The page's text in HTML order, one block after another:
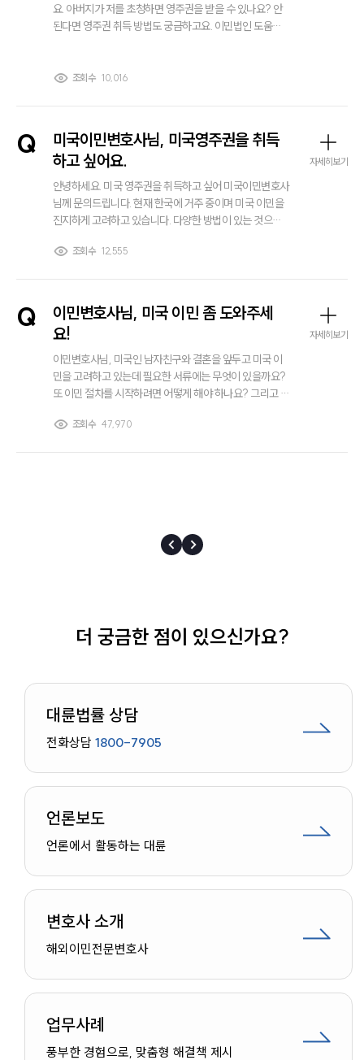
만화로 보는 사례
요. 아버지가 저를 초청하면 영주권을 받을 수 있나요? 안
된다면 영주권 취득 방법도 궁금하고요. 이민법인 도움을
조회수 10,016
Q
미국이민변호사님, 미국영주권을 취득
하고 싶어요.
안녕하세요. 미국 영주권을 취득하고 싶어 미국이민변호사
님께 문의드립니다. 현재 한국에 거주 중이며 미국 이민을
진지하게 고려하고 있습니다. 다양한 방법이 있는 것으로
대한 경험이 많은 변호사님들의 조언 기다리겠습니다.
조회수 12,555
자세히보기
Q
이민변호사님, 미국 이민 좀 도와주세
요!
이민변호사님, 미국인 남자친구와 결혼을 앞두고 미국 이
민을 고려하고 있는데 필요한 서류에는 무엇이 있을까요?
또 이민 절차를 시작하려면 어떻게 해야 하나요? 그리고 이
조회수 47,970
자세히보기
더 궁금한 점이 있으신가요?
대륜법률 상담
전화상담 1800-7905
언론보도
언론에서 활동하는 대륜
변호사 소개
해외이민전문변호사
업무사례
풍부한 경험으로, 맞춤형 해결책 제시